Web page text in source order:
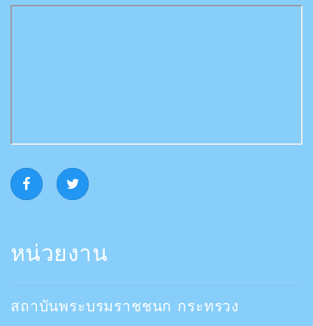
หน่วยงาน
สถาบันพระบรมราชชนก กระทรวง